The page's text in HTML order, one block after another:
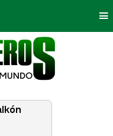
Bogotá
Deportes
Neira